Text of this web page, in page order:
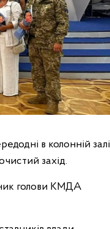
в колонній залі
захід.
голови КМДА